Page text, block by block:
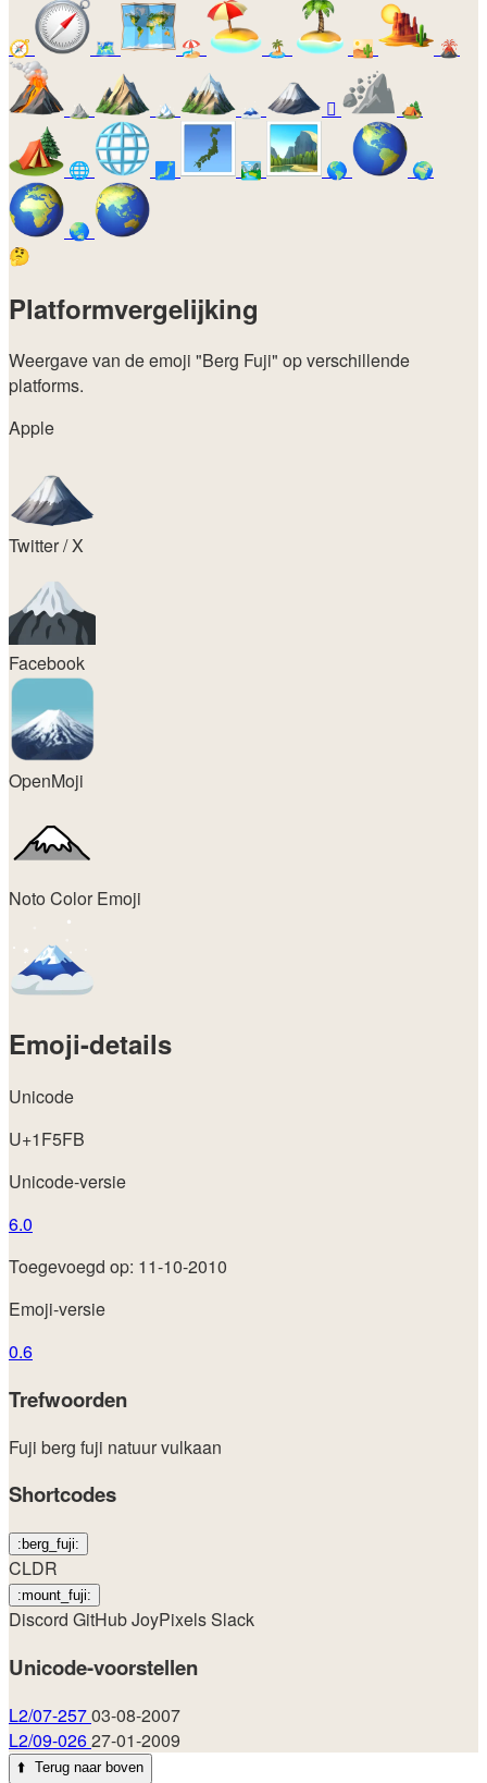
🧭 🗺️ 🏖️ 🏝️ 🏜️ 🌋
⛰️ 🏔️ 🗻 🛘 🏕️
🌐 🗾 🏞️ 🌎 🌍
🌏
🤔
Platformvergelijking
Weergave van de emoji "Berg Fuji" op verschillende
platforms.
Apple
Twitter / X
Facebook
OpenMoji
Noto Color Emoji
Emoji-details
Unicode
U+1F5FB
Unicode-versie
6.0
Toegevoegd op: 11-10-2010
Emoji-versie
0.6
Trefwoorden
Fuji berg fuji natuurvulkaan
Shortcodes
:berg_fuji:
CLDR
:mount_fuji:
Discord GitHubJoyPixelsSlack
Unicode-voorstellen
L2/07-25703-08-2007
L2/09-02627-01-2009
⬆️ Terug naar boven